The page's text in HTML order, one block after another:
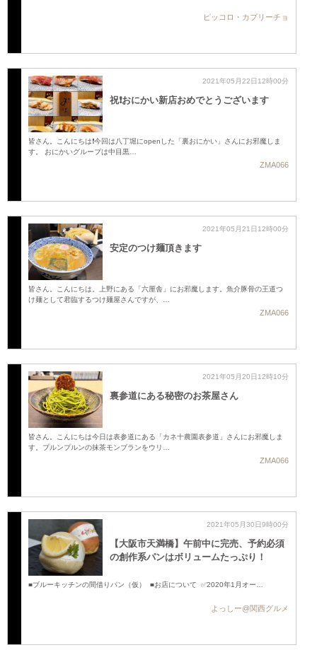
ピッコロ・カプリーチョ
2021年05月22日12時00分
祝❗️おにかい新店おめでとうございます
皆さん。こんにちは❗️今回は八丁堀にopenした「裏おにかい」さんにお邪魔しま
す。 おにかいグループは中目黒…
ZMA066
2021年05月21日12時00分
安定のつけ麺頂きます
皆さん。こんにちは。上野にある「六厘舎」にお邪魔します。魚介豚骨の王道つ
け麺として君臨するつけ麺屋さんですが、…
ZMA066
2021年05月20日12時10分
裏参道にある秘密のお茶屋さん
皆さん。こんにちは今日は表参道にある「カネ十農園表参道」さんにお邪魔しま
す。プルンプルンの抹茶モンブランをウリ…
ZMA066
2021年05月30日9時00分
【大阪市天満橋】午前中に完売、予約必須
の創作系パンはボリュームたっぷり！
■ブルーキッチンの間借りパン（仮） ■お店について ✅2020年1月オー…
よっしー@関西グルメ